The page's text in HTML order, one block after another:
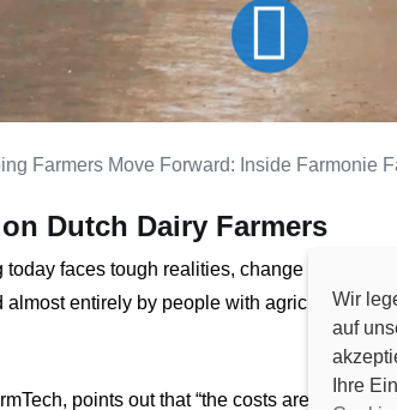
Farmers Move Forward: Inside Farmonie FarmTech's
Dutch Dairy Farmers
faces tough realities, change is no
almost entirely by people with agricultural
, points out that “the costs are really
Wir
auf
Ihre